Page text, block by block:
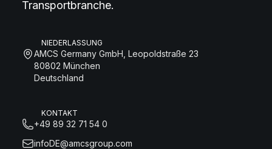
Transportbranche.
NIEDERLASSUNG
AMCS Germany GmbH, Leopoldstraße 23
80802 München
Deutschland
KONTAKT
+49 89 32 71 54 0
infoDE@amcsgroup.com